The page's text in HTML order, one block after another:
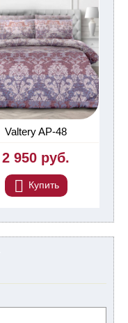
Valtery AP-48
2 950 руб.
Купить